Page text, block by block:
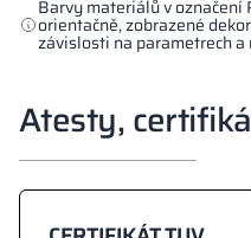
Barvy materiálů v označení
orientačně, zobrazené
závislosti na parametrech
Atesty,